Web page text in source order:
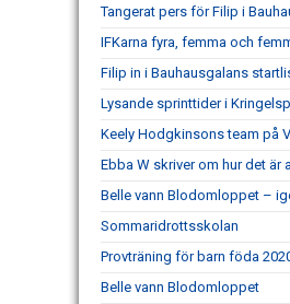
Tangerat pers för Filip i
IFKarna fyra, femma och
Filip in i Bauhausgalans
Lysande sprinttider i
Keely Hodgkinsons team på
Ebba W skriver om hur det
Belle vann Blodomloppet –
Sommaridrottsskolan
Provträning för barn föda
Belle vann Blodomloppet